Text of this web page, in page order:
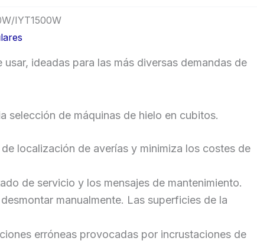
IYT1500W
ideadas para las más diversas demandas de
selección de máquinas de hielo en cubitos.
localización de averías y minimiza los costes de
de servicio y los mensajes de mantenimiento.
manualmente. Las superficies de la
erróneas provocadas por incrustaciones de